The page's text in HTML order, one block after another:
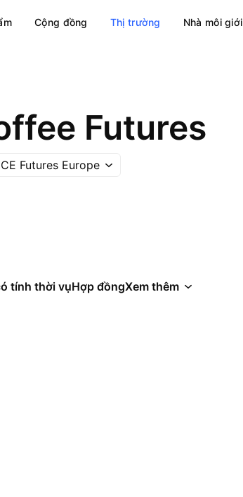
Cộng đồng Thị trường Nhà môi giới
Futures
Futures Europe
tính thời vụHợp đồngXem thêm